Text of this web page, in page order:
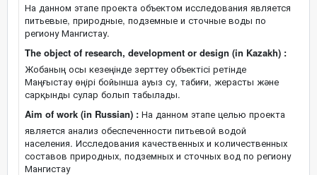
На данном этапе проекта объектом исследования является
питьевые, природные, подземные и сточные воды по
региону Мангистау.
The object of research, development or design (in Kazakh) :
Жобаның осы кезеңінде зерттеу объектісі ретінде
Маңғыстау өңірі бойынша ауыз су, табиғи, жерасты және
сарқынды сулар болып табылады.
Aim of work (in Russian) : На данном этапе целью проекта
является анализ обеспеченности питьевой водой
населения. Исследования качественных и количественных
составов природных, подземных и сточных вод по региону
Мангистау